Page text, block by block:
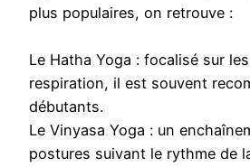
plus populaires, on retrouve :
Le Hatha Yoga : focalisé sur
respiration, il est souvent
débutants.
Le Vinyasa Yoga : un
postures suivant le rythme de